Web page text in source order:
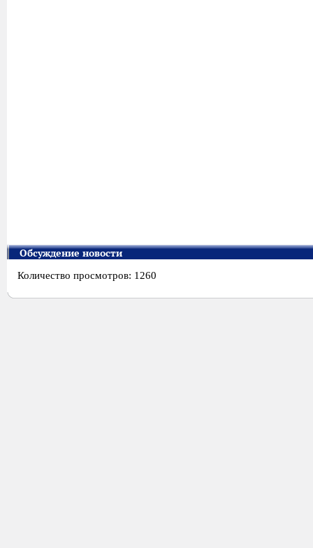
Обсуждение новости
Количество просмотров: 1260